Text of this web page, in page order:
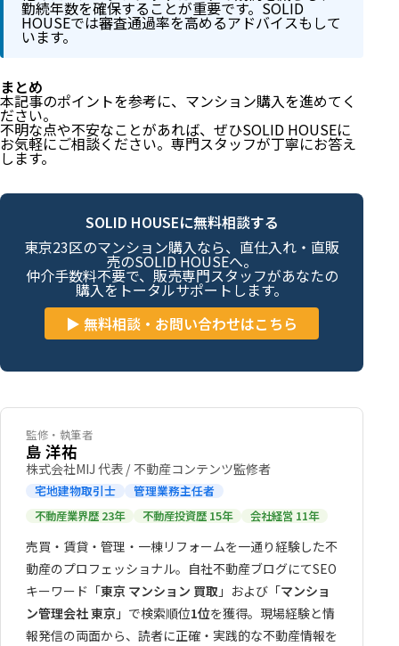
勤続年数を確保することが重要です。SOLID
HOUSEでは審査通過率を高めるアドバイスもして
います。
まとめ
本記事のポイントを参考に、マンション購入を進めてく
ださい。
不明な点や不安なことがあれば、ぜひSOLID HOUSEに
お気軽にご相談ください。専門スタッフが丁寧にお答え
します。
SOLID HOUSEに無料相談する
東京23区のマンション購入なら、直仕入れ・直販
売のSOLID HOUSEへ。
仲介手数料不要で、販売専門スタッフがあなたの
購入をトータルサポートします。
▶ 無料相談・お問い合わせはこちら
監修・執筆者
島 洋祐
株式会社MIJ 代表 / 不動産コンテンツ監修者
宅地建物取引士 管理業務主任者
不動産業界歴 23年 不動産投資歴 15年 会社経営 11年
売買・賃貸・管理・一棟リフォームを一通り経験した不
動産のプロフェッショナル。自社不動産ブログにてSEO
キーワード「東京 マンション 買取 」および「マンショ
ン管理会社 東京 」で検索順位1位を獲得。現場経験と情
報発信の両面から、読者に正確・実践的な不動産情報を
主なポイント
SOLID HOUSEに無料相談する